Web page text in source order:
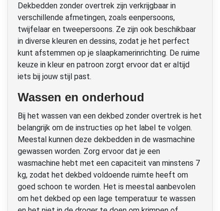
Dekbedden zonder overtrek zijn verkrijgbaar in
verschillende afmetingen, zoals eenpersoons,
twijfelaar en tweepersoons. Ze zijn ook beschikbaar
in diverse kleuren en dessins, zodat je het perfect
kunt afstemmen op je slaapkamerinrichting. De ruime
keuze in kleur en patroon zorgt ervoor dat er altijd
iets bij jouw stijl past.
Wassen en onderhoud
Bij het wassen van een dekbed zonder overtrek is het
belangrijk om de instructies op het label te volgen.
Meestal kunnen deze dekbedden in de wasmachine
gewassen worden. Zorg ervoor dat je een
wasmachine hebt met een capaciteit van minstens 7
kg, zodat het dekbed voldoende ruimte heeft om
goed schoon te worden. Het is meestal aanbevolen
om het dekbed op een lage temperatuur te wassen